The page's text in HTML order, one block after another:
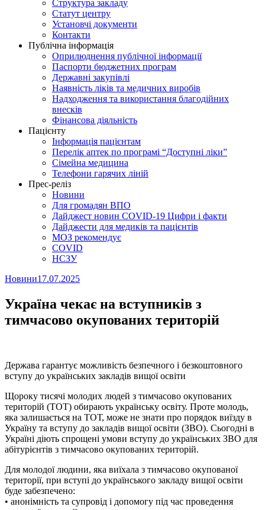
Структура закладу
Статут центру
Установчі документи
Контакти
Публічна інформація
Оприлюднення публічної інформації
Паспорти бюджетних програм
Державні закупівлі
Наявність ліків та медичних виробів
Надходження та використання благодійних
внесків
Фінансова діяльність
Пацієнту
Інформація пацієнтам
Перелік аптек по програмі “Доступні ліки”
Сімейна медицина
Телефони гарячих ліній
Прес-реліз
Новини
Для громадян ВПО
Дайджест новин COVID-19 Цифри і факти
Дайджести для медиків та пацієнтів
МОЗ рекомендує
COVID
НСЗУ
Новини17.07.2025
Україна чекає на вступників з
тимчасово окупованих територій
Держава гарантує можливість безпечного і безкоштовного
вступу до українських закладів вищої освіти
Щороку тисячі молодих людей з тимчасово окупованих
територій (ТОТ) обирають українську освіту. Проте молодь,
яка залишається на ТОТ, може не знати про порядок виїзду в
Україну та вступу до закладів вищої освіти (ЗВО). Сьогодні в
Україні діють спрощені умови вступу до українських ЗВО для
абітурієнтів з тимчасово окупованих територій.
Для молодої людини, яка виїхала з тимчасово окупованої
території, при вступі до українського закладу вищої освіти
буде забезпечено:
• анонімність та супровід і допомогу під час проведення